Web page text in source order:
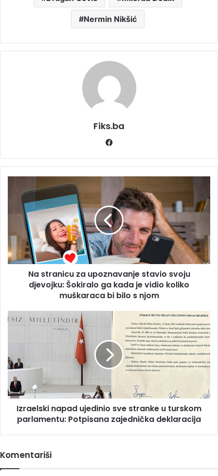
Nermin Nikšić
Fiks.ba
stranicu
upoznavanje
stavio
djevojku:
Šokiralo
ga
muškaraca
bi
Na stranicu za upoznavanje stavio svoju
djevojku: Šokiralo ga kada je vidio koliko
muškaraca bi bilo s njom
stranke
u
turskom
parlamentu:
Potpisana
zajednička
deklaracija
Izraelski napad ujedinio sve stranke u turskom
parlamentu: Potpisana zajednička deklaracija
Komentariši